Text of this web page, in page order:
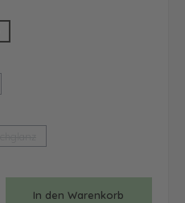
In den Warenkorb